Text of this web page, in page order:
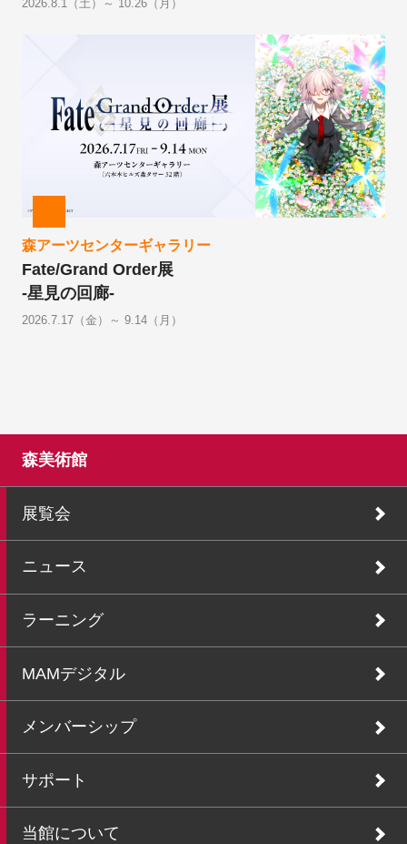
2026.8.1（土）～ 10.26（月）
森アーツセンターギャラリー
Fate/Grand Order展
-星見の回廊-
2026.7.17（金）～ 9.14（月）
森美術館
展覧会
ニュース
ラーニング
MAMデジタル
メンバーシップ
サポート
当館について